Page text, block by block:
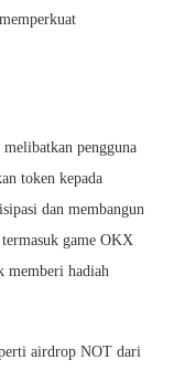
pengguna
token kepada
dan membangun
game OKX
memberi hadiah
airdrop NOT dari